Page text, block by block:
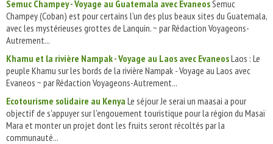
Semuc Champey - Voyage au Guatemala avec EvaneosSemuc
Champey (Coban) est pour certains l'un des plus beaux sites du Guatemala,
avec les mystérieuses grottes de Lanquin. ~ par Rédaction Voyageons-
Autrement...
Khamu et la rivière Nampak - Voyage au Laos avec EvaneosLaos : Le
peuple Khamu sur les bords de la rivière Nampak - Voyage au Laos avec
Evaneos ~ par Rédaction Voyageons-Autrement...
Ecotourisme solidaire au Kenya Le séjour Je serai un maasai a pour
objectif de s'appuyer sur l'engouement touristique pour la région du Masaï
Mara et monter un projet dont les fruits seront récoltés par la
communauté...